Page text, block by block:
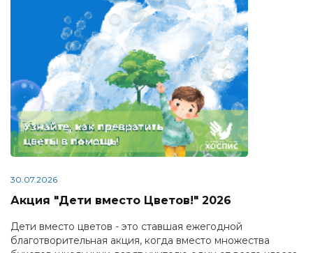
30.07.2026
Акция "Дети вместо Цветов!" 2026
Дети вместо цветов - это ставшая ежегодной
благотворительная акция, когда вместо множества